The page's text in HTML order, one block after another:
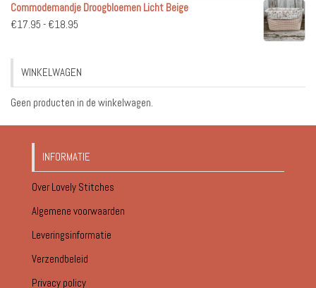
tot
Commodemandje Droogbloemen Licht Beige
€17.95 - €18.95
€18.95
WINKELWAGEN
Geen producten in de winkelwagen.
INFORMATIE
Over Lovely Stitches
Algemene voorwaarden
Leveringsinformatie
Verzendbeleid
Privacy policy